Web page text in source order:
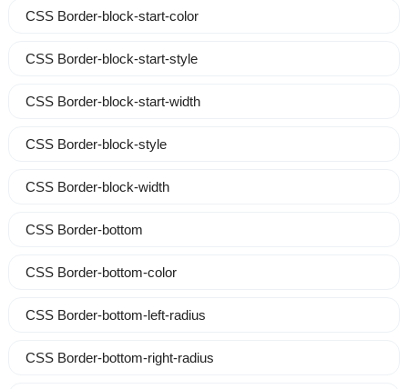
CSS Border-block-start-color
CSS Border-block-start-style
CSS Border-block-start-width
CSS Border-block-style
CSS Border-block-width
CSS Border-bottom
CSS Border-bottom-color
CSS Border-bottom-left-radius
CSS Border-bottom-right-radius